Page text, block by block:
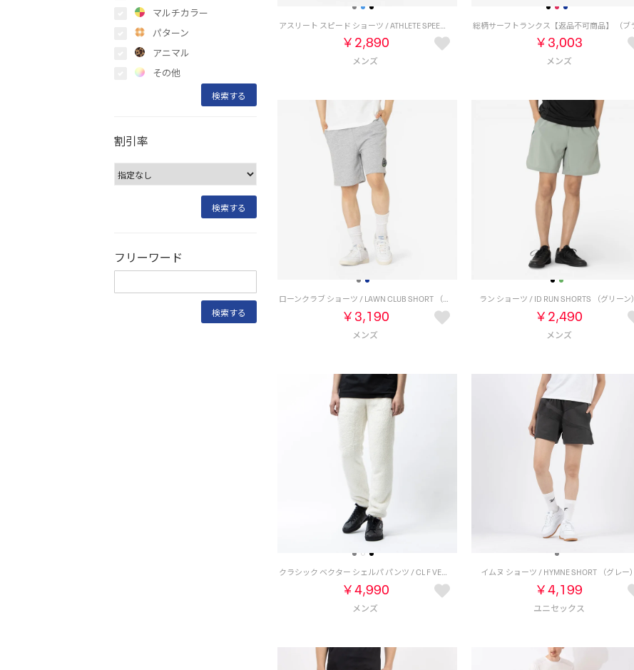
マルチカラー
パターン
アニマル
その他
割引率
フリーワード
アスリート スピード ショーツ / ATHLETE SPEED SHORT （ブルー）
￥2,890 ￥3,003
ローンクラブ ショーツ / LAWN CLUB SHORT （グレー）
￥3,190
ラン ショーツ / ID RUN SHORTS （グリーン）
￥2,490
クラシック ベクター シェルパ パンツ / CL F VECTOR SHERPA PANT （クラシックホワイト）
￥4,990
イムヌ ショーツ / HYMNE SHORT （グレー）
￥4,199